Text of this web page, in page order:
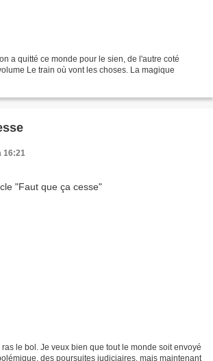
a quitté ce monde pour le sien, de l'autre coté
Le train où vont les choses. La magique
16:21
le bol. Je veux bien que tout le monde soit envoyé
des poursuites judiciaires, mais maintenant